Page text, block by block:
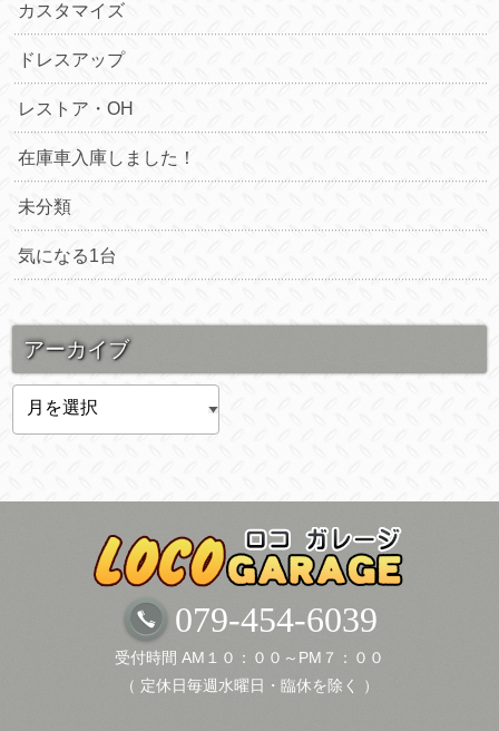
カスタマイズ
ドレスアップ
レストア・OH
在庫車入庫しました！
未分類
気になる1台
アーカイブ
ブ
079-454-6039
受付時間 AM１０：００～PM７：００
（ 定休日毎週水曜日・臨休を除く ）